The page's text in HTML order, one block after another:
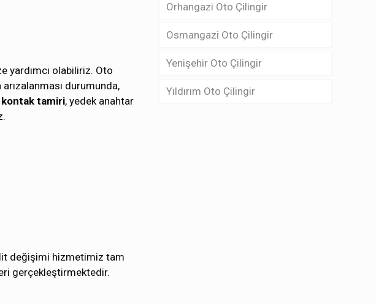
yardımcı olabiliriz. Oto
durumunda,
tamiri, yedek anahtar
değişimi hizmetimiz tam
gerçekleştirmektedir.
Orhangazi Oto Çilingir
Osmangazi Oto Çilingir
Yenişehir Oto Çilingir
Yıldırım Oto Çilingir